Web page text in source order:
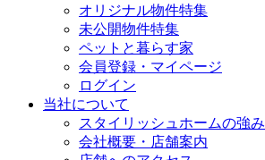
オリジナル物件特集
未公開物件特集
ペットと暮らす家
会員登録・マイページ
ログイン
当社について
スタイリッシュホームの強み
会社概要・店舗案内